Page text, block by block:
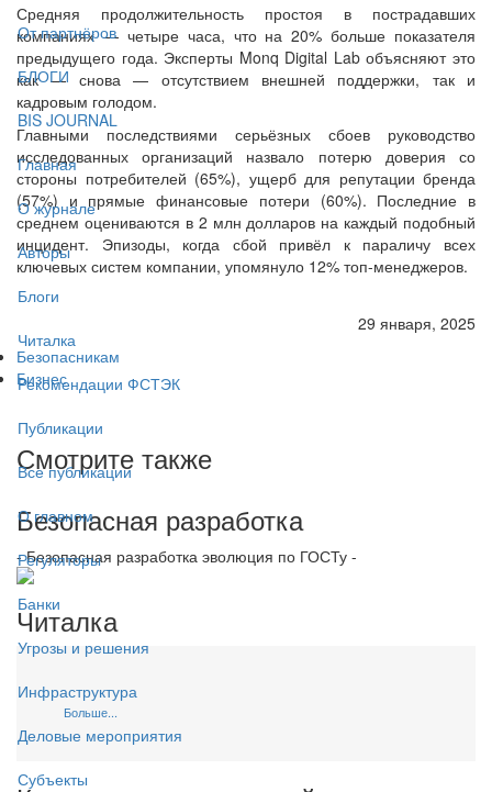
От партнёров
БЛОГИ
BIS JOURNAL
Главная
О журнале
Авторы
Блоги
Читалка
Рекомендации ФСТЭК
Публикации
Все публикации
О главном
Регуляторы
Банки
Угрозы и решения
Инфраструктура
Деловые мероприятия
Субъекты
Средняя продолжительность простоя в пострадавших
компаниях — четыре часа, что на 20% больше показателя
предыдущего года. Эксперты Monq Digital Lab объясняют это
как — снова — отсутствием внешней поддержки, так и
кадровым голодом.
Главными последствиями серьёзных сбоев руководство
исследованных организаций назвало потерю доверия со
стороны потребителей (65%), ущерб для репутации бренда
(57%) и прямые финансовые потери (60%). Последние в
среднем оцениваются в 2 млн долларов на каждый подобный
инцидент. Эпизоды, когда сбой привёл к параличу всех
ключевых систем компании, упомянуло 12% топ-менеджеров.
29 января, 2025
Безопасникам
Бизнес
Смотрите также
Безопасная разработка
- Безопасная разработка эволюция по ГОСТу -
Читалка
Больше...